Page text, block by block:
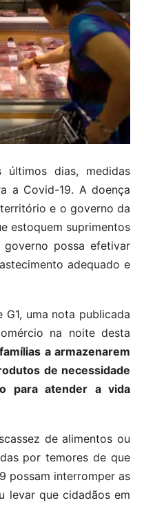
dias, medidas
a Covid-19. A doença
e o governo da
estoquem suprimentos
possa efetivar
adequado e
uma nota publicada
na noite desta
a armazenarem
de necessidade
para atender a vida
de alimentos ou
por temores de que
possam interromper as
levar que cidadãos em